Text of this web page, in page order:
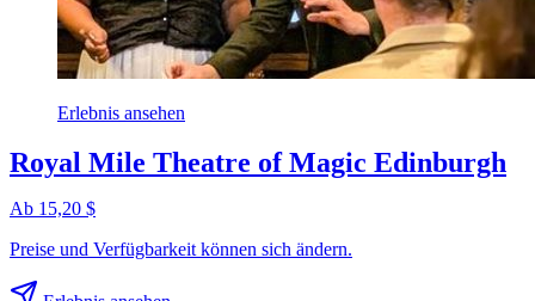
Erlebnis ansehen
Royal Mile Theatre of Magic Edinburgh
Ab 15,20 $
Preise und Verfügbarkeit können sich ändern.